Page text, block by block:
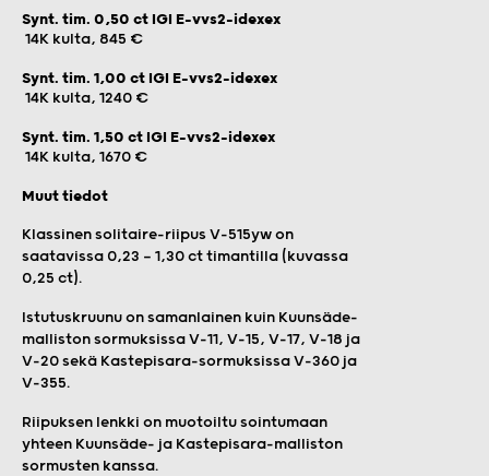
Synt. tim. 0,50 ct IGI E-vvs2-idexex
14K kulta, 845 €
Synt. tim. 1,00 ct IGI E-vvs2-idexex
14K kulta, 1240 €
Synt. tim. 1,50 ct IGI E-vvs2-idexex
14K kulta, 1670 €
Muut tiedot
Klassinen solitaire-riipus V-515yw on
saatavissa 0,23 — 1,30 ct timantilla (kuvassa
0,25 ct).
Istutuskruunu on samanlainen kuin Kuunsäde-
malliston sormuksissa V-11, V-15, V-17, V-18 ja
V-20 sekä Kastepisara-sormuksissa V-360 ja
V-355.
Riipuksen lenkki on muotoiltu sointumaan
yhteen Kuunsäde- ja Kastepisara-malliston
sormusten kanssa.